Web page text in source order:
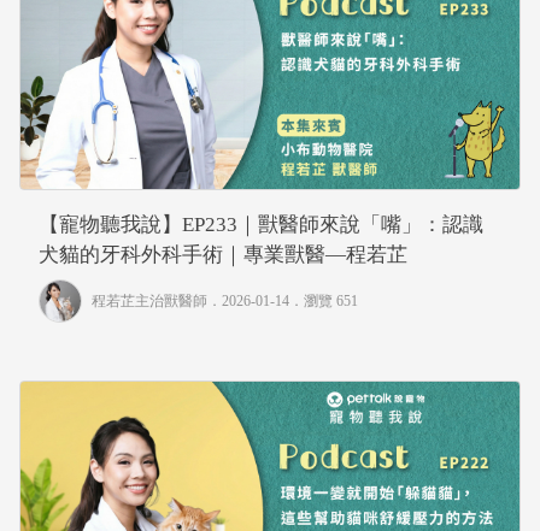
【寵物聽我說】EP233｜獸醫師來說「嘴」：認識
犬貓的牙科外科手術｜專業獸醫—程若芷
程若芷主治獸醫師 ．2026-01-14． 瀏覽 651